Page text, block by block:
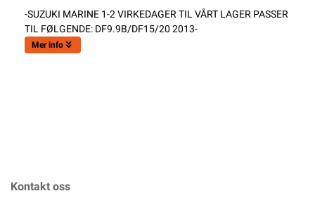
-SUZUKI MARINE 1-2 VIRKEDAGER TIL VÅRT LAGER PASSER
TIL FØLGENDE: DF9.9B/DF15/20 2013-
Mer info
Kontakt oss